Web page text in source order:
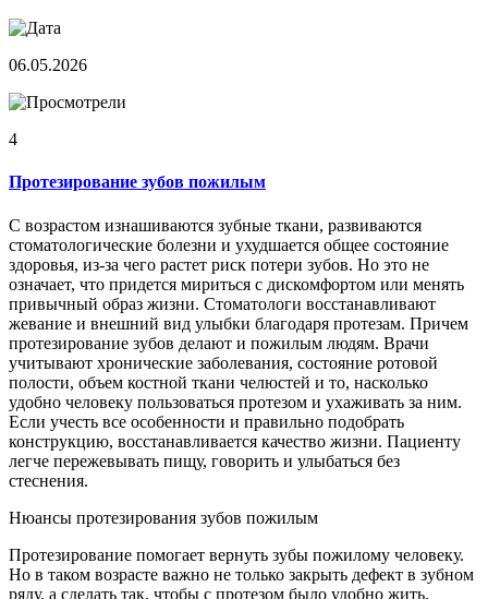
06.05.2026
4
Протезирование зубов пожилым
С возрастом изнашиваются зубные ткани, развиваются
стоматологические болезни и ухудшается общее состояние
здоровья, из-за чего растет риск потери зубов. Но это не
означает, что придется мириться с дискомфортом или менять
привычный образ жизни. Стоматологи восстанавливают
жевание и внешний вид улыбки благодаря протезам. Причем
протезирование зубов делают и пожилым людям. Врачи
учитывают хронические заболевания, состояние ротовой
полости, объем костной ткани челюстей и то, насколько
удобно человеку пользоваться протезом и ухаживать за ним.
Если учесть все особенности и правильно подобрать
конструкцию, восстанавливается качество жизни. Пациенту
легче пережевывать пищу, говорить и улыбаться без
стеснения.
Нюансы протезирования зубов пожилым
Протезирование помогает вернуть зубы пожилому человеку.
Но в таком возрасте важно не только закрыть дефект в зубном
ряду, а сделать так, чтобы с протезом было удобно жить.